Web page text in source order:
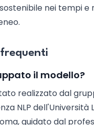
nei tempi e
il modello?
realizzato dal
NLP dell'Università
guidato dal